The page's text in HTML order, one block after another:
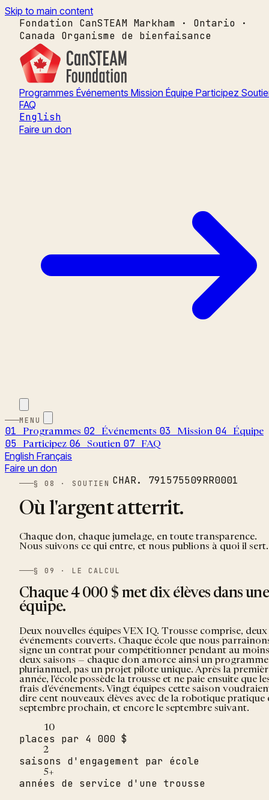
Skip to main content
Fondation CanSTEAM Markham · Ontario ·
Canada Organisme de bienfaisance
Programmes Événements Mission Équipe Participez
FAQ
English
Faire un don
MENU
01 Programmes 02 Événements 03 Mission 04 Équipe
05 Participez 06 Soutien 07 FAQ
English Français
Faire un don
§ 08 · SOUTIEN CHAR. 791575509RR0001
Où l'argent atterrit.
Chaque don, chaque jumelage, en toute transparence.
Nous suivons ce qui entre, et nous publions à quoi il sert.
§ 09 · LE CALCUL
Chaque 4 000 $ met dix élèves dans une
équipe.
Deux nouvelles équipes VEX IQ. Trousse comprise, deux
événements couverts. Chaque école que nous
signe un contrat pour compétitionner pendant au moins
deux saisons — chaque don amorce ainsi un programme
pluriannuel, pas un projet pilote unique. Après la
année, l'école possède la trousse et ne paie ensuite que
frais d'événements. Vingt équipes cette saison
dire cent nouveaux élèves avec de la robotique pratique
septembre prochain, et encore le septembre suivant.
10
places par 4 000 $
2
saisons d'engagement par école
5+
années de service d'une trousse